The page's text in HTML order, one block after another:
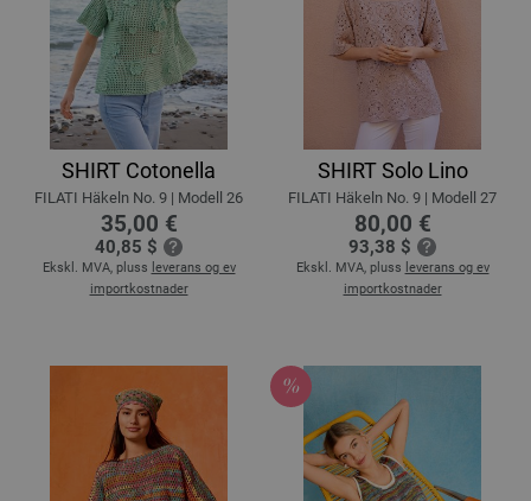
SHIRT Cotonella
FILATI Häkeln No. 9 | Modell 26
35,00 €
40,85 $
Ekskl. MVA, pluss leverans og ev
importkostnader
SHIRT Solo Lino
FILATI Häkeln No. 9 | Modell 27
80,00 €
93,38 $
Ekskl. MVA, pluss leverans og ev
importkostnader